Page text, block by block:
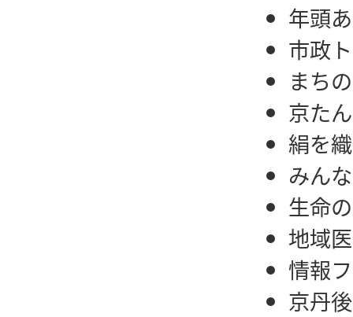
年頭
市政
まち
京た
絹を
みん
生命
地域
情報
京丹